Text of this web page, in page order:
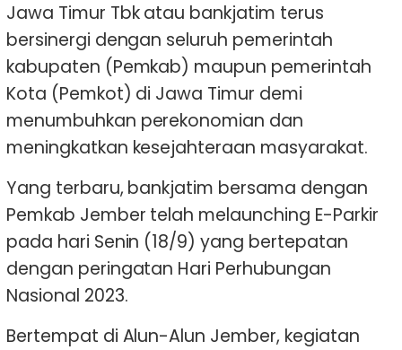
Jawa Timur Tbk atau bankjatim terus
bersinergi dengan seluruh pemerintah
kabupaten (Pemkab) maupun pemerintah
Kota (Pemkot) di Jawa Timur demi
menumbuhkan perekonomian dan
meningkatkan kesejahteraan masyarakat.
Yang terbaru, bankjatim bersama dengan
Pemkab Jember telah melaunching E-Parkir
pada hari Senin (18/9) yang bertepatan
dengan peringatan Hari Perhubungan
Nasional 2023.
Bertempat di Alun-Alun Jember, kegiatan